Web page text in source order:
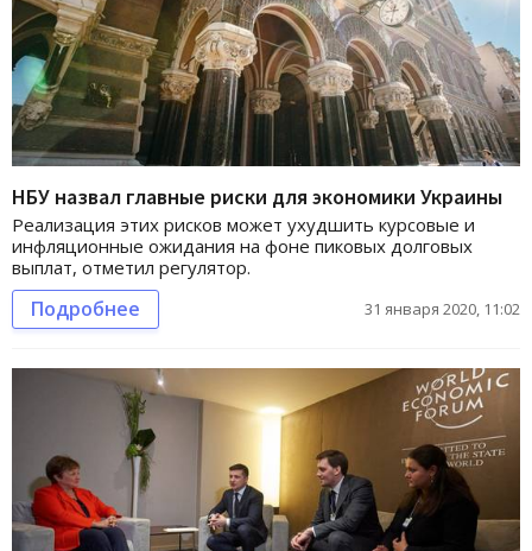
НБУ назвал главные риски для экономики Украины
Реализация этих рисков может ухудшить курсовые и
инфляционные ожидания на фоне пиковых долговых
выплат, отметил регулятор.
Подробнее 31 января 2020, 11:02